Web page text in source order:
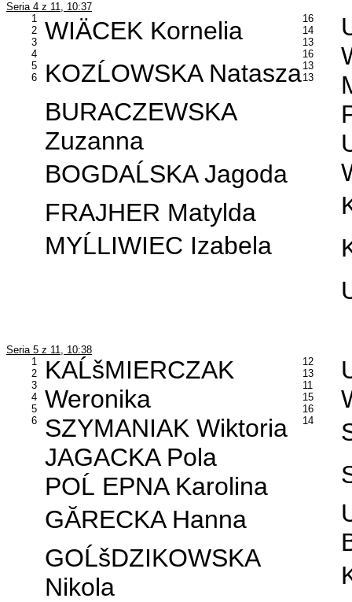
Seria 4 z 11, 10:37
1
2
3
4
5
6
WIÄCEK Kornelia
KOZĹOWSKA Natasza
BURACZEWSKA
Zuzanna
BOGDAĹSKA Jagoda
FRAJHER Matylda
MYĹLIWIEC Izabela
16
14
13
16
13
13
Seria 5 z 11, 10:38
1
2
3
4
5
6
KAĹšMIERCZAK
Weronika
SZYMANIAK Wiktoria
JAGACKA Pola
POĹ EPNA Karolina
GĂRECKA Hanna
GOĹšDZIKOWSKA
Nikola
12
13
11
15
16
14